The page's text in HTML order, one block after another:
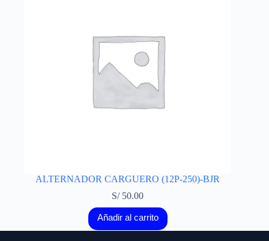
ALTERNADOR CARGUERO (12P-250)-BJR
S/50.00
Añadir al carrito